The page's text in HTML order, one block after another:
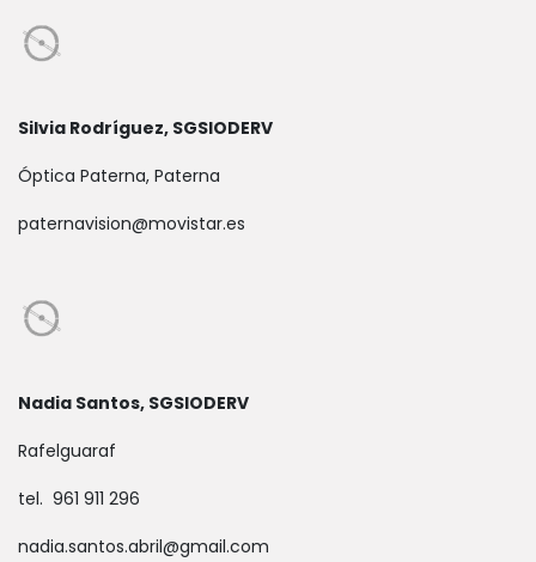
Silvia Rodríguez, SGSIODERV
Óptica Paterna, Paterna
paternavision@movistar.es
Nadia Santos, SGSIODERV
Rafelguaraf
tel. 961 911 296
nadia.santos.abril@gmail.com